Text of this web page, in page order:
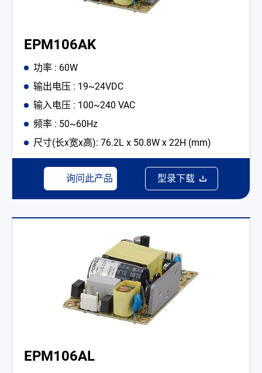
EPM106AK
功率 : 60W
输出电压 : 19~24VDC
输入电压 : 100~240 VAC
频率 : 50~60Hz
尺寸(长x宽x高): 76.2L x 50.8W x 22H (mm)
询问此产品 型录下载
EPM106AL